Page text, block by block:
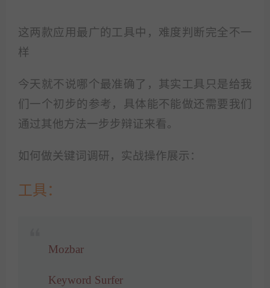
这两款应用最广的工具中，难度判断完全不一
样
今天就不说哪个最准确了，其实工具只是给我
们一个初步的参考，具体能不能做还需要我们
通过其他方法一步步辩证来看。
如何做关键词调研，实战操作展示：
工具：
Mozbar
Keyword Surfer